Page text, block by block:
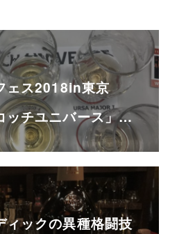
ェス2018in東京
ッチユニバース」…
ィックの異種格闘技